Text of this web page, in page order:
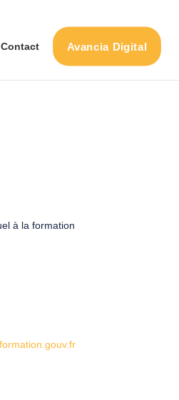
Contact Avancia Digital
à la formation